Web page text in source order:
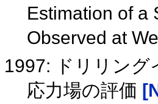
Estimation of a
Observed at
1997: ドリリング
応力場の評価